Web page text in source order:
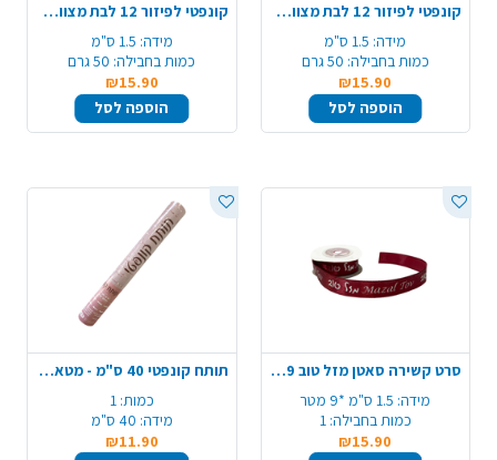
קונפטי לפיזור 12 לבת מצווה - זהב
מידה: 1.5 ס"מ
כמות בחבילה: 50 גרם
₪15.90
הוספה לסל
קונפטי לפיזור 12 לבת מצווה - כסף
מידה: 1.5 ס"מ
כמות בחבילה: 50 גרם
₪15.90
הוספה לסל
סרט קשירה סאטן מזל טוב 9 מ' - בורדו כיתוב כסף
מידה: 1.5 ס"מ *9 מטר
כמות בחבילה: 1
₪15.90
תותח קונפטי 40 ס"מ - מטאלי זהב
כמות: 1
מידה: 40 ס"מ
₪11.90